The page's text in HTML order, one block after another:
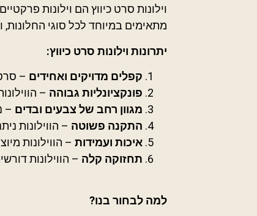
וילונות סרט כיווץ הם וילונות
מתאימים במיוחד לכל סוגי
יתרונות וילונות סרט כיווץ:
קפלים מדויקים ואחידים –
פונקציונליות גבוהה –
מגוון רחב של צבעים ובדים –
התקנה פשוטה – הווילונות
איכות ועמידות – הווילונות
תחזוקה קלה – הווילונות
למה לבחור בנו?